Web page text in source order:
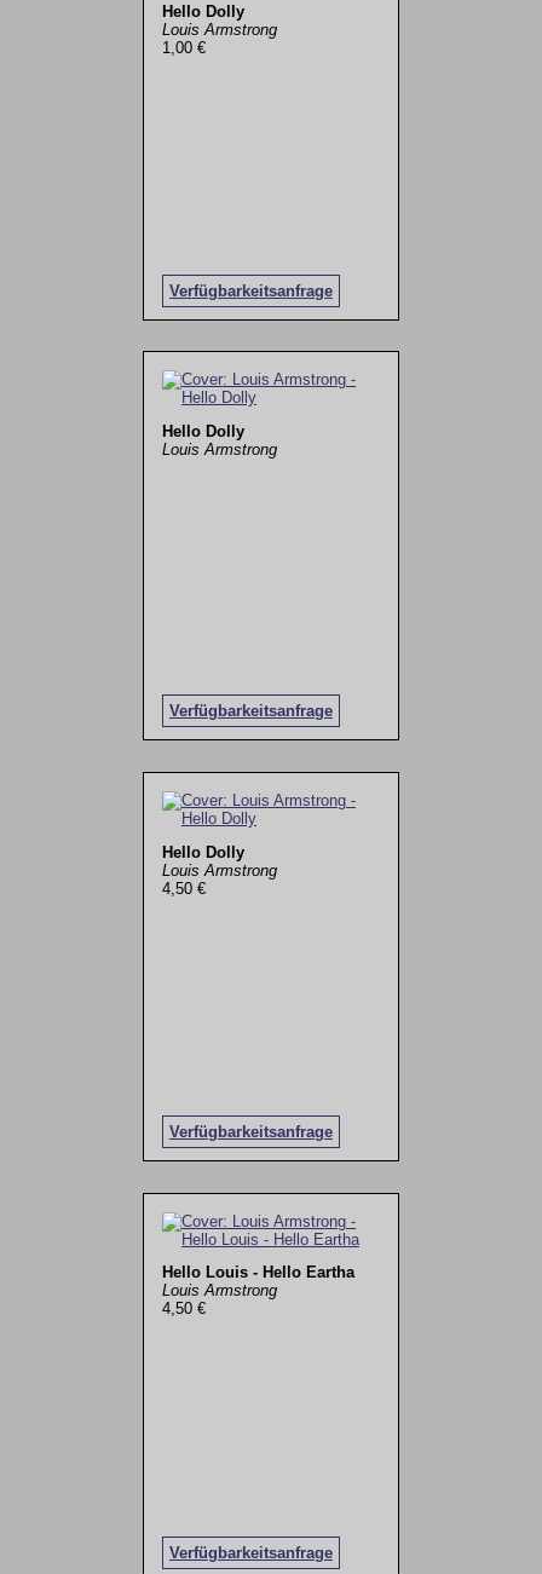
Hello Dolly
Louis Armstrong
1,00 €
Verfügbarkeitsanfrage
Hello Dolly
Louis Armstrong
Verfügbarkeitsanfrage
Hello Dolly
Louis Armstrong
4,50 €
Verfügbarkeitsanfrage
Hello Louis - Hello Eartha
Louis Armstrong
4,50 €
Verfügbarkeitsanfrage